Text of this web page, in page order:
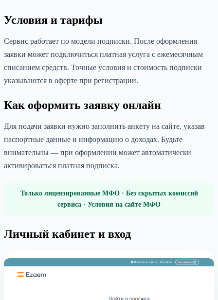
Условия и тарифы
Сервис работает по модели подписки. После оформления
заявки может подключиться платная услуга с ежемесячным
списанием средств. Точные условия и стоимость подписки
указываются в оферте при регистрации.
Как оформить заявку онлайн
Для подачи заявки нужно заполнить анкету на сайте, указав
паспортные данные и информацию о доходах. Будьте
внимательны — при оформлении может автоматически
активироваться платная подписка.
Только лицензированные МФО · Без скрытых комиссий
сервиса · Условия на сайте МФО
Личный кабинет и вход